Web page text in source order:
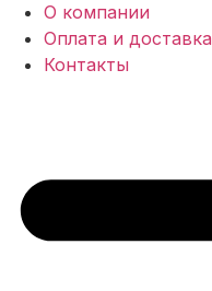
О компании
Оплата и доставка
Контакты